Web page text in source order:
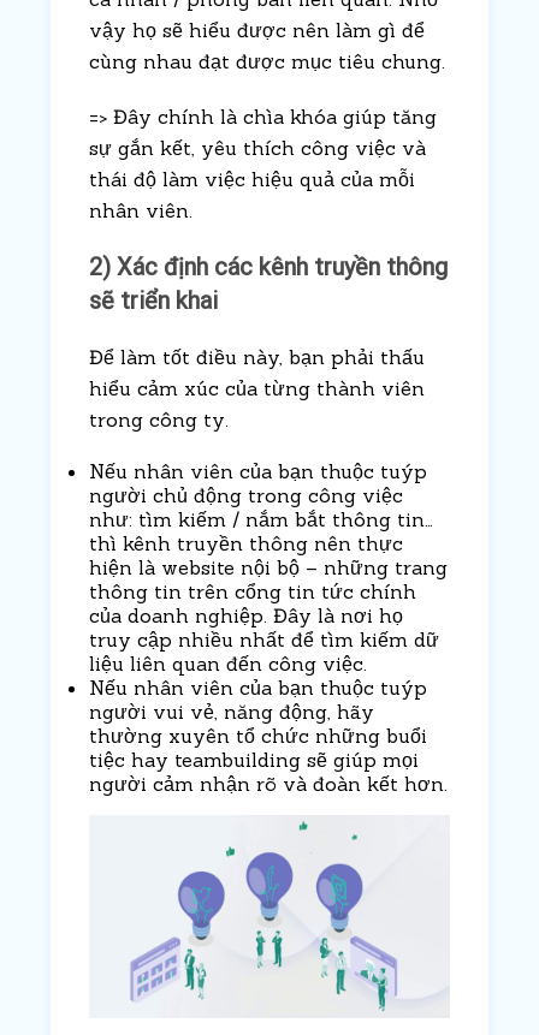
vậy họ sẽ hiểu được nên làm gì để
cùng nhau đạt được mục tiêu chung.
=> Đây chính là chìa khóa giúp tăng
sự gắn kết, yêu thích công việc và
thái độ làm việc hiệu quả của mỗi
nhân viên.
2) Xác định các kênh truyền thông
sẽ triển khai
Để làm tốt điều này, bạn phải thấu
hiểu cảm xúc của từng thành viên
trong công ty.
Nếu nhân viên của bạn thuộc tuýp
người chủ động trong công việc
như: tìm kiếm / nắm bắt thông tin…
thì kênh truyền thông nên thực
hiện là website nội bộ – những trang
thông tin trên cổng tin tức chính
của doanh nghiệp. Đây là nơi họ
truy cập nhiều nhất để tìm kiếm dữ
liệu liên quan đến công việc.
Nếu nhân viên của bạn thuộc tuýp
người vui vẻ, năng động, hãy
thường xuyên tổ chức những buổi
tiệc hay teambuilding sẽ giúp mọi
người cảm nhận rõ và đoàn kết hơn.